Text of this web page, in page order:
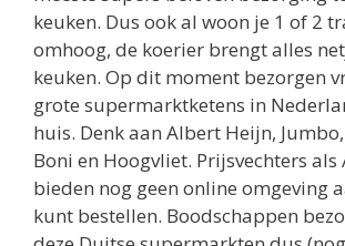
keuken. Dus ook al woon je 1 of 2
omhoog, de koerier brengt alles
keuken. Op dit moment bezorgen
grote supermarktketens in
huis. Denk aan Albert Heijn, Jumbo,
Boni en Hoogvliet. Prijsvechters
bieden nog geen online omgeving
kunt bestellen. Boodschappen